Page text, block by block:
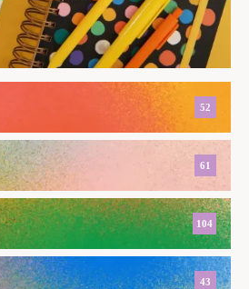
52
61
104
43